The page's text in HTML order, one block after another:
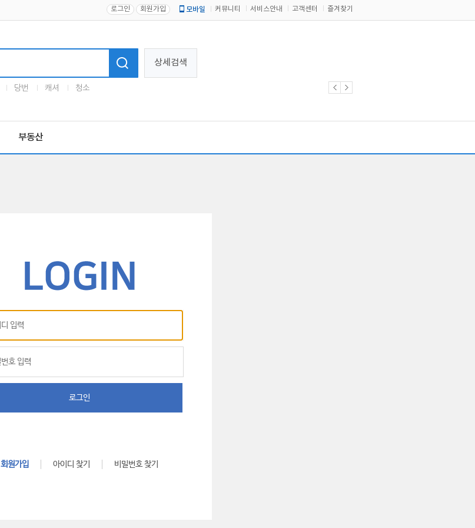
로그인 회원가입 모바일 커뮤니티 서비스안내 고객센터 즐겨찾기
상세검색
당번 캐셔 청소
부동산
로그인
회원가입 아이디 찾기 비밀번호 찾기